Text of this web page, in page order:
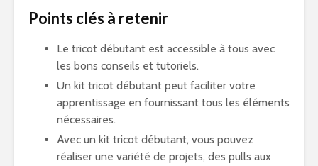
Points clés à retenir
Le tricot débutant est accessible à tous avec
les bons conseils et tutoriels.
Un kit tricot débutant peut faciliter votre
apprentissage en fournissant tous les éléments
nécessaires.
Avec un kit tricot débutant, vous pouvez
réaliser une variété de projets, des pulls aux